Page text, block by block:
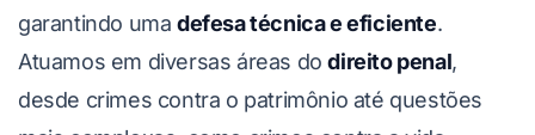
garantindo uma defesa técnica e eficiente.
Atuamos em diversas áreas dodireito penal,
desde crimes contra o patrimônio até questões